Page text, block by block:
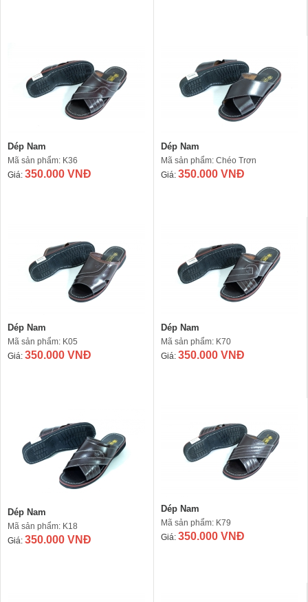
Dép Nam
Mã sản phẩm: K36
Giá: 350.000 VNĐ
Dép Nam
Mã sản phẩm: Chéo Trơn
Giá: 350.000 VNĐ
Dép Nam
Mã sản phẩm: K05
Giá: 350.000 VNĐ
Dép Nam
Mã sản phẩm: K70
Giá: 350.000 VNĐ
Dép Nam
Mã sản phẩm: K18
Giá: 350.000 VNĐ
Dép Nam
Mã sản phẩm: K79
Giá: 350.000 VNĐ